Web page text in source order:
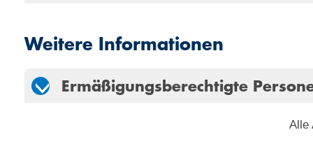
Weitere Informationen
Ermäßigungsberechtigte
Alle